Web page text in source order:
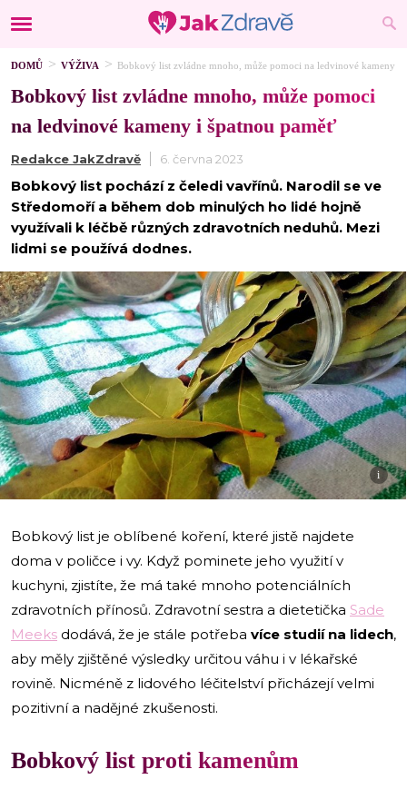
DOMŮ VÝŽIVA Bobkový list zvládne mnoho, může pomoci na ledvinové kameny i
Bobkový list zvládne mnoho, může pomoci
na ledvinové kameny i špatnou paměť
Redakce JakZdravě 6. června 2023
Bobkový list pochází z čeledi vavřínů. Narodil se ve
Středomoří a během dob minulých ho lidé hojně
využívali k léčbě různých zdravotních neduhů. Mezi
lidmi se používá dodnes.
i
Bobkový list je oblíbené koření, které jistě najdete
doma v poličce i vy. Když pominete jeho využití v
kuchyni, zjistíte, že má také mnoho potenciálních
zdravotních přínosů. Zdravotní sestra a dietetička Sade
Meeks dodává, že je stále potřeba více studií na lidech,
aby měly zjištěné výsledky určitou váhu i v lékařské
rovině. Nicméně z lidového léčitelství přicházejí velmi
pozitivní a nadějné zkušenosti.
Bobkový list proti kamenům